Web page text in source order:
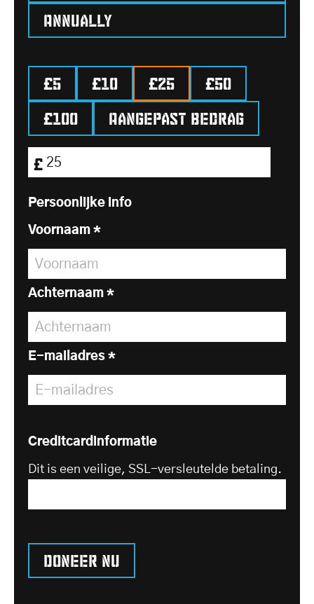
£
Donatiebedrag:
Annually
£5 £10 £25
£50
£100
Aangepast bedrag
Persoonlijke info
Voornaam *
Achternaam *
E-mailadres *
Creditcardinformatie
Dit is een veilige, SSL-versleutelde betaling.